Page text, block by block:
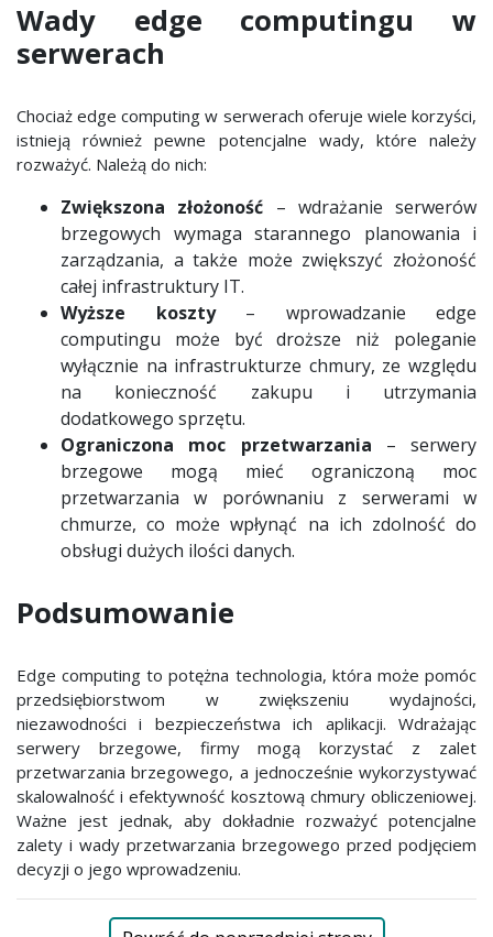
Wady edge computingu w
serwerach
Chociaż edge computing w serwerach oferuje wiele korzyści,
istnieją również pewne potencjalne wady, które należy
rozważyć. Należą do nich:
Zwiększona złożoność – wdrażanie serwerów
brzegowych wymaga starannego planowania i
zarządzania, a także może zwiększyć złożoność
całej infrastruktury IT.
Wyższe koszty– wprowadzanie edge
computingu może być droższe niż poleganie
wyłącznie na infrastrukturze chmury, ze względu
na konieczność zakupu i utrzymania
dodatkowego sprzętu.
Ograniczona moc przetwarzania – serwery
brzegowe mogą mieć ograniczoną moc
przetwarzania w porównaniu z serwerami w
chmurze, co może wpłynąć na ich zdolność do
obsługi dużych ilości danych.
Podsumowanie
Edge computing to potężna technologia, która może pomóc
przedsiębiorstwom w zwiększeniu wydajności,
niezawodności i bezpieczeństwa ich aplikacji. Wdrażając
serwery brzegowe, firmy mogą korzystać z zalet
przetwarzania brzegowego, a jednocześnie wykorzystywać
skalowalność i efektywność kosztową chmury obliczeniowej.
Ważne jest jednak, aby dokładnie rozważyć potencjalne
zalety i wady przetwarzania brzegowego przed podjęciem
decyzji o jego wprowadzeniu.